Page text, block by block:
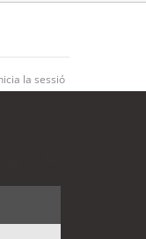
la sessió